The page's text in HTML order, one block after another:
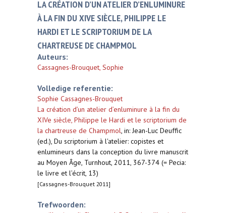
LA CRÉATION D’UN ATELIER D’ENLUMINURE
À LA FIN DU XIVE SIÈCLE, PHILIPPE LE
HARDI ET LE SCRIPTORIUM DE LA
CHARTREUSE DE CHAMPMOL
Auteurs:
Cassagnes-Brouquet, Sophie
Volledige referentie:
Sophie Cassagnes-Brouquet
La création d’un atelier d’enluminure à la fin du
XIVe siècle, Philippe le Hardi et le scriptorium de
la chartreuse de Champmol, in: Jean-Luc Deuffic
(ed.), Du scriptorium à l'atelier: copistes et
enlumineurs dans la conception du livre manuscrit
au Moyen Âge, Turnhout, 2011, 367-374 (= Pecia:
le livre et l’écrit, 13)
[Cassagnes-Brouquet 2011]
Trefwoorden: